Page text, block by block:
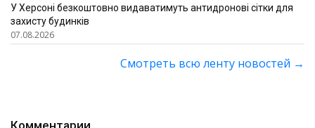
У Херсоні безкоштовно видаватимуть антидронові сітки для
захисту будинків
07.08.2026
Смотреть всю ленту новостей →
Комментарии